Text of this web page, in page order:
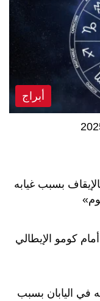
أبراج
بسبب غيابه
كومو الإيطالي
في اليابان بسبب